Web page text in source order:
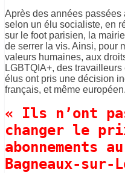
Après des années
selon un élu socialiste, en
sur le foot parisien, la
de serrer la vis. Ainsi, pour
valeurs humaines, aux
LGBTQIA+, des
élus ont pris une décision
français, et même européen.
« Ils n’ont
changer le
abonnements
Bagneaux-sur-